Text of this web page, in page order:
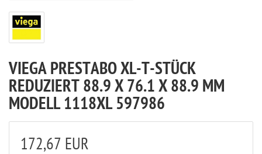
VIEGA PRESTABO XL-T-STÜCK
REDUZIERT 88.9 X 76.1 X 88.9 MM
MODELL 1118XL 597986
172,67 EUR